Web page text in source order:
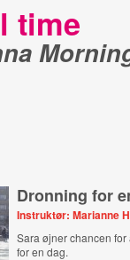
time
Dronning for
Instruktør: Marianne
Sara øjner chancen
for en dag.